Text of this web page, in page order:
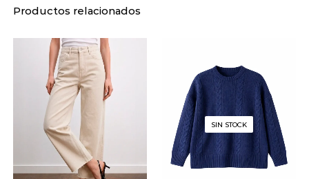
Productos relacionados
SIN STOCK